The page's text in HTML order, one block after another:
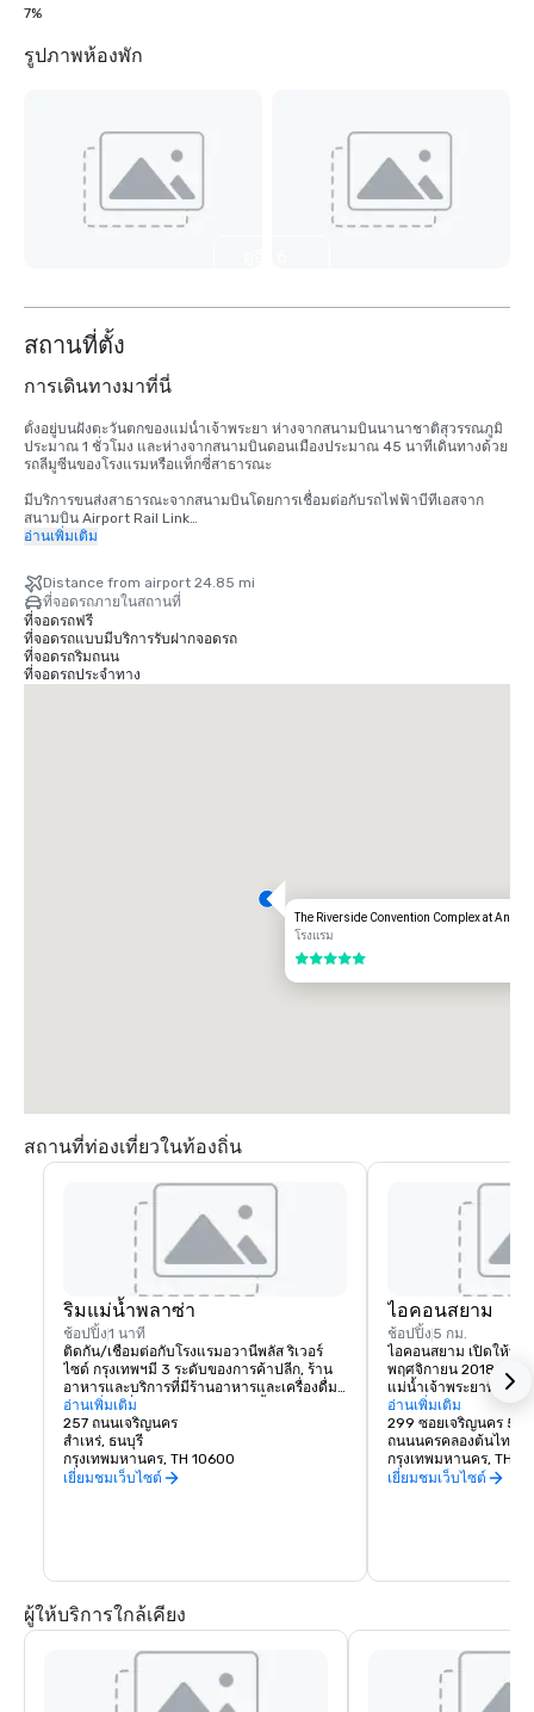
7%
รูปภาพห้องพัก
สถานที่ตั้ง
การเดินทางมาที่นี่
ตั้งอยู่บนฝั่งตะวันตกของแม่น้ำเจ้าพระยา ห่างจากสนามบินนานาชาติสุวรรณภูมิ
ประมาณ 1 ชั่วโมง และห่างจากสนามบินดอนเมืองประมาณ 45 นาทีเดินทางด้วย
รถลีมูซีนของโรงแรมหรือแท็กซี่สาธารณะ
มีบริการขนส่งสาธารณะจากสนามบินโดยการเชื่อมต่อกับรถไฟฟ้าบีทีเอสจาก
สนามบิน Airport Rail Link
สถานที่อื่น ๆ ภายในเมืองได้อย่างสะดวกบริการรับส่งเรือฟรีและออกเดินทางจาก
สะพานตากสินและโรงแรมเป็นประจำ
อ่านเพิ่มเติม
Distance from airport 24.85 mi
ที่จอดรถภายในสถานที่
ที่จอดรถฟรี
ที่จอดรถแบบมีบริการรับฝากจอดรถ
ที่จอดรถริมถนน
ที่จอดรถประจำทาง
The Riverside Convention Complex at
โรงแรม
5 จาก 5
สถานที่ท่องเที่ยวในท้องถิ่น
ริมแม่น้ำพลาซ่า
ช้อปปิ้ง1 นาที
ติดกัน/เชื่อมต่อกับโรงแรมอวานีพลัส ริเวอร์
ไซด์ กรุงเทพฯมี 3 ระดับของการค้าปลีก, ร้าน
อาหารและบริการที่มีร้านอาหารและเครื่องดื่ม
ตลอด 24 ชั่วโมงและร้านสะดวกซื้อ, ร้านขาย
ยา, สิ่งอำนวยความสะดวกแลกเปลี่ยนเงินตรา
ต่างประเทศ, ธนาคาร ฯลฯ
อ่านเพิ่มเติม
257 ถนนเจริญนคร
สำเหร่, ธนบุรี
กรุงเทพมหานคร, TH 10600
เยี่ยมชมเว็บไซต์
ไอคอนสยาม
ช้อปปิ้ง 5 กม.
ไอคอนสยาม เปิดให้บริ
พฤศจิกายน 2018 สุดย
แม่น้ำเจ้าพระยาที่ซับซ้
ค้าและ 100 ร้านอาหา
แตกต่างกันสุขสยาม น
ประเทศไทยมาสู่ “หมู่บ้
ขณะที่ ICONCRAFT จ
คุณภาพสูง
อ่านเพิ่มเติม
299 ซอยเจริญนคร 5 เ
ถนนนครคลองต้นไทร เ
กรุงเทพมหานคร, TH
เยี่ยมชมเว็บไซต์
ผู้ให้บริการใกล้เคียง